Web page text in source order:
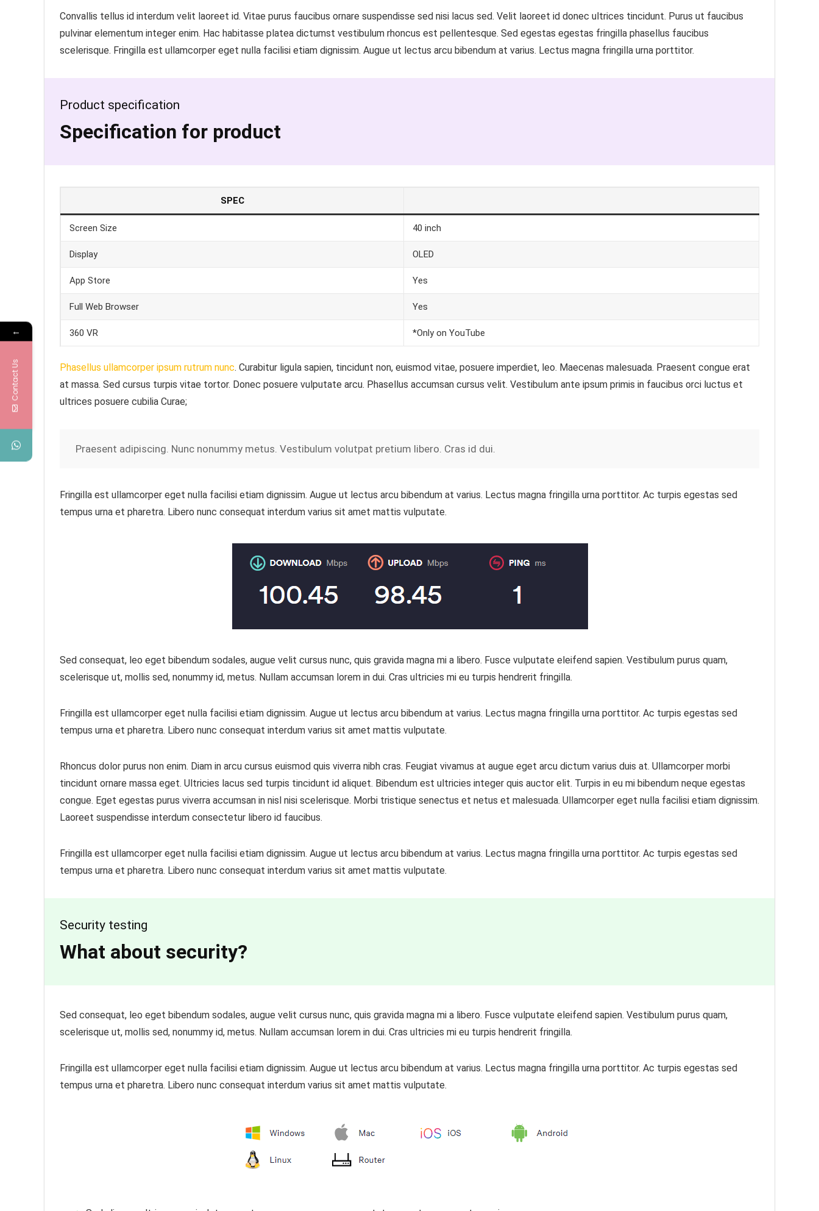
Convallis tellus id interdum velit laoreet id. Vitae purus faucibus ornare suspendisse sed nisi lacus sed. Velit laoreet id donec ultrices tincidunt. Purus ut faucibus
pulvinar elementum integer enim. Hac habitasse platea dictumst vestibulum rhoncus est pellentesque. Sed egestas egestas fringilla phasellus faucibus
scelerisque. Fringilla est ullamcorper eget nulla facilisi etiam dignissim. Augue ut lectus arcu bibendum at varius. Lectus magna fringilla urna porttitor.
Product specification
Specification for product
SPEC
Screen Size 40 inch
Display OLED
App Store Yes
Full Web Browser Yes
360 VR *Only on YouTube
Phasellus ullamcorper ipsum rutrum nunc. Curabitur ligula sapien, tincidunt non, euismod vitae, posuere imperdiet, leo. Maecenas malesuada. Praesent congue erat
at massa. Sed cursus turpis vitae tortor. Donec posuere vulputate arcu. Phasellus accumsan cursus velit. Vestibulum ante ipsum primis in faucibus orci luctus et
ultrices posuere cubilia Curae;
Praesent adipiscing. Nunc nonummy metus. Vestibulum volutpat pretium libero. Cras id dui.
Fringilla est ullamcorper eget nulla facilisi etiam dignissim. Augue ut lectus arcu bibendum at varius. Lectus magna fringilla urna porttitor. Ac turpis egestas sed
tempus urna et pharetra. Libero nunc consequat interdum varius sit amet mattis vulputate.
Sed consequat, leo eget bibendum sodales, augue velit cursus nunc, quis gravida magna mi a libero. Fusce vulputate eleifend sapien. Vestibulum purus quam,
scelerisque ut, mollis sed, nonummy id, metus. Nullam accumsan lorem in dui. Cras ultricies mi eu turpis hendrerit fringilla.
Fringilla est ullamcorper eget nulla facilisi etiam dignissim. Augue ut lectus arcu bibendum at varius. Lectus magna fringilla urna porttitor. Ac turpis egestas sed
tempus urna et pharetra. Libero nunc consequat interdum varius sit amet mattis vulputate.
Rhoncus dolor purus non enim. Diam in arcu cursus euismod quis viverra nibh cras. Feugiat vivamus at augue eget arcu dictum varius duis at. Ullamcorper morbi
tincidunt ornare massa eget. Ultricies lacus sed turpis tincidunt id aliquet. Bibendum est ultricies integer quis auctor elit. Turpis in eu mi bibendum neque egestas
congue. Eget egestas purus viverra accumsan in nisl nisi scelerisque. Morbi tristique senectus et netus et malesuada. Ullamcorper eget nulla facilisi etiam dignissim.
Laoreet suspendisse interdum consectetur libero id faucibus.
Fringilla est ullamcorper eget nulla facilisi etiam dignissim. Augue ut lectus arcu bibendum at varius. Lectus magna fringilla urna porttitor. Ac turpis egestas sed
tempus urna et pharetra. Libero nunc consequat interdum varius sit amet mattis vulputate.
Security testing
What about security?
Sed consequat, leo eget bibendum sodales, augue velit cursus nunc, quis gravida magna mi a libero. Fusce vulputate eleifend sapien. Vestibulum purus quam,
scelerisque ut, mollis sed, nonummy id, metus. Nullam accumsan lorem in dui. Cras ultricies mi eu turpis hendrerit fringilla.
Fringilla est ullamcorper eget nulla facilisi etiam dignissim. Augue ut lectus arcu bibendum at varius. Lectus magna fringilla urna porttitor. Ac turpis egestas sed
tempus urna et pharetra. Libero nunc consequat interdum varius sit amet mattis vulputate.
←
Contact Us